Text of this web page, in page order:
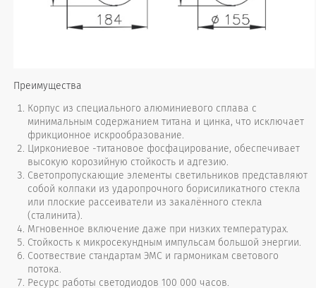
Преимущества
Корпус из специального алюминиевого сплава с
минимальным содержанием титана и цинка, что исключает
фрикционное искрообразование.
Циркониевое -титановое фосфацирование, обеспечивает
высокую корозийную стойкость и адгезию.
Светопропускающие элементы светильников представляют
собой колпаки из ударопрочного борисиликатного стекла
или плоские рассеиватели из закалённого стекла
(сталинита).
Мгновенное включение даже при низких температурах.
Стойкость к микросекундным импульсам большой энергии.
Соотвествие стандартам ЭМС и гармоникам светового
потока.
Ресурс работы светодиодов 100 000 часов.